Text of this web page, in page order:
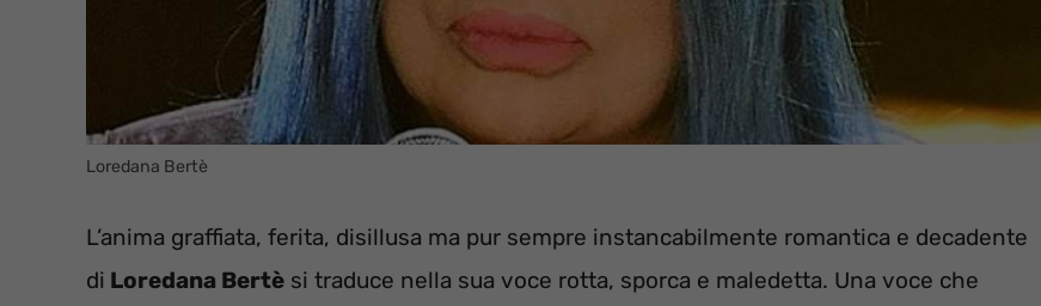
Loredana Bertè
L’anima graffiata, ferita, disillusa ma pur sempre instancabilmente romantica e decadente
di Loredana Bertè si traduce nella sua voce rotta, sporca e maledetta. Una voce che